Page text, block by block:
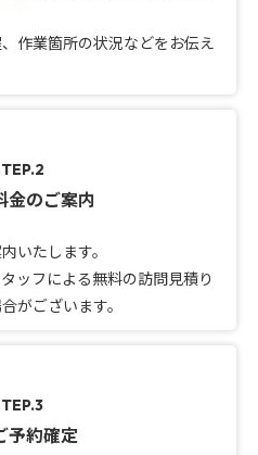
作業箇所の状況などをお伝え
金のご案内
いたします。
ッフによる無料の訪問見積り
がございます。
予約確定